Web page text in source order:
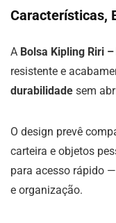
Características,
A Bolsa Kipling Riri –
resistente e
durabilidade sem
O design prevê
carteira e objetos
para acesso rápido
e organização.